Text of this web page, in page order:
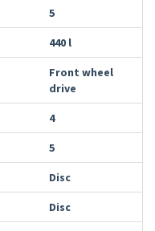
5
440 l
Front wheel
drive
4
5
Disc
Disc